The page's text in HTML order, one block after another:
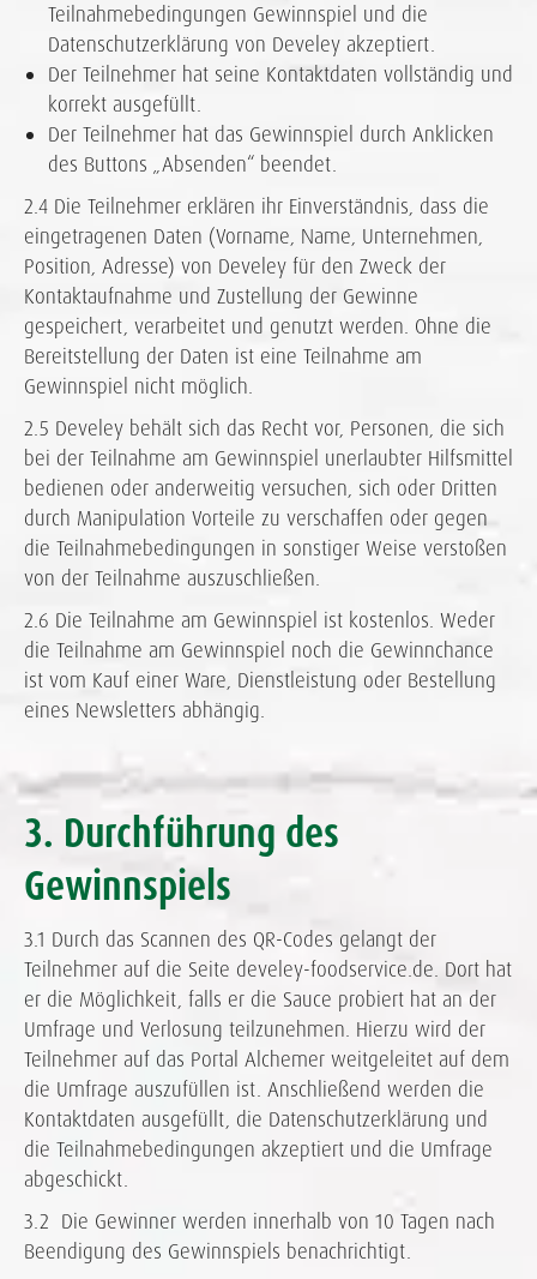
Teilnahmebedingungen Gewinnspiel und die
Datenschutzerklärung von Develey akzeptiert.
Der Teilnehmer hat seine Kontaktdaten vollständig und
korrekt ausgefüllt.
Der Teilnehmer hat das Gewinnspiel durch Anklicken
des Buttons „Absenden“ beendet.
2.4 Die Teilnehmer erklären ihr Einverständnis, dass die
eingetragenen Daten (Vorname, Name, Unternehmen,
Position, Adresse) von Develey für den Zweck der
Kontaktaufnahme und Zustellung der Gewinne
gespeichert, verarbeitet und genutzt werden. Ohne die
Bereitstellung der Daten ist eine Teilnahme am
Gewinnspiel nicht möglich.
2.5 Develey behält sich das Recht vor, Personen, die sich
bei der Teilnahme am Gewinnspiel unerlaubter Hilfsmittel
bedienen oder anderweitig versuchen, sich oder Dritten
durch Manipulation Vorteile zu verschaffen oder gegen
die Teilnahmebedingungen in sonstiger Weise verstoßen
von der Teilnahme auszuschließen.
2.6 Die Teilnahme am Gewinnspiel ist kostenlos. Weder
die Teilnahme am Gewinnspiel noch die Gewinnchance
ist vom Kauf einer Ware, Dienstleistung oder Bestellung
eines Newsletters abhängig.
3. Durchführung des
Gewinnspiels
3.1 Durch das Scannen des QR-Codes gelangt der
Teilnehmer auf die Seite develey-foodservice.de. Dort hat
er die Möglichkeit, falls er die Sauce probiert hat an der
Umfrage und Verlosung teilzunehmen. Hierzu wird der
Teilnehmer auf das Portal Alchemer weitgeleitet auf dem
die Umfrage auszufüllen ist. Anschließend werden die
Kontaktdaten ausgefüllt, die Datenschutzerklärung und
die Teilnahmebedingungen akzeptiert und die Umfrage
abgeschickt.
3.2 Die Gewinner werden innerhalb von 10 Tagen nach
Beendigung des Gewinnspiels benachrichtigt.